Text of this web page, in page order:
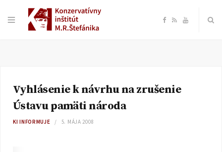
F
e
R Y
Vyhlásenie k návrhu na zrušenie
Ústavu pamäti národa
KI INFORMUJE 5. MÁJA 2008